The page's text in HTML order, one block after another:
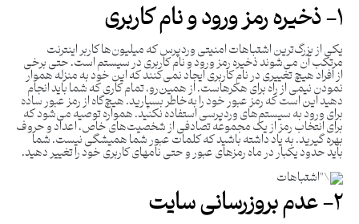
یکی از بزرگ‌ترین اشتباهات امنیتی وردپرس که میلیون‌ها کاربر اینترنت
مرتکب آن می‌شوند ذخیره رمز ورود و نام‌ کاربری در سیستم است. حتی برخی
از افراد هیچ تغییری در نام کاربری ایجاد نمی‌کنند که این خود به منزله هموار
نمودن نیمی از راه برای هکرهاست. از همین‌رو، تمام کاری که شما باید انجام
دهید این است که رمز عبور خود را به‌خاطر بسپارید. هیچ‌گاه از رمز عبور ساده
برای ورود به سیستم‌های وردپرسی استفاده نکنید. همواره توصیه می‌شود که
برای انتخاب رمز از یک مجموعه تصادفی از شخصیت‌های خاص، اعداد و حروف
بهره گیرید. به یاد داشته باشید که کلمات عبور شما همیشگی نیست. شما
باید حدود یکبار در ماه رمزهای عبور و حتی نامهای کاربری خود را تغییر دهید.
۲- عدم بروزرسانی سایت